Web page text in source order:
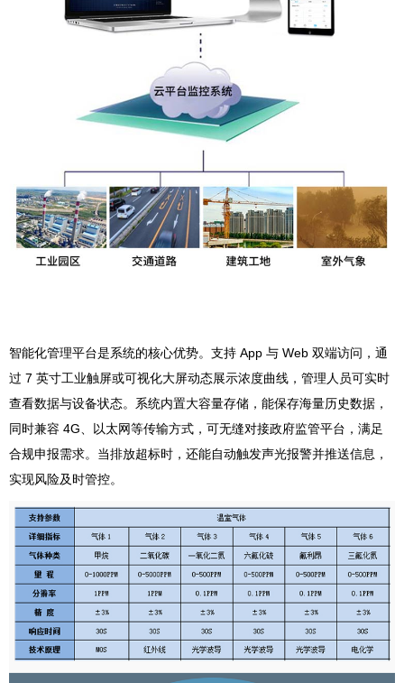
智能化管理平台是系统的核心优势。支持 App 与 Web 双端访问，通
过 7 英寸工业触屏或可视化大屏动态展示浓度曲线，管理人员可实时
查看数据与设备状态。系统内置大容量存储，能保存海量历史数据，
同时兼容 4G、以太网等传输方式，可无缝对接政府监管平台，满足
合规申报需求。当排放超标时，还能自动触发声光报警并推送信息，
实现风险及时管控。